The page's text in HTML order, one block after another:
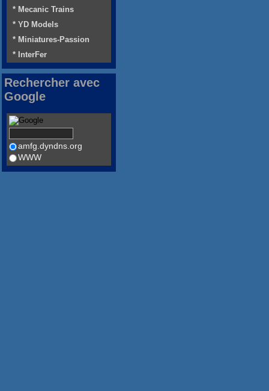
* Mecanic Trains
* YD Models
* Miniatures-Passion
* InterFer
Rechercher avec
Google
amfg.dyndns.org
WWW